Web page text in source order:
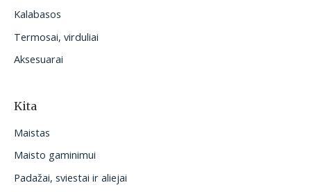
Kalabasos
Termosai, virduliai
Aksesuarai
Kita
Maistas
Maisto gaminimui
Padažai, sviestai ir aliejai